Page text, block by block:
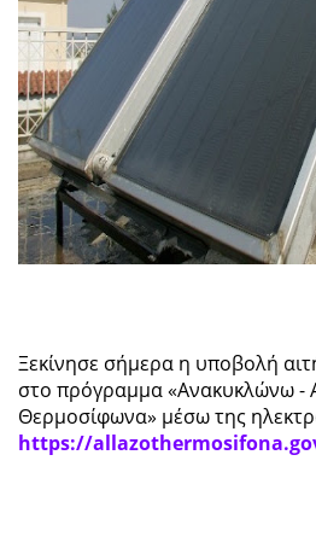
Ξεκίνησε σήμερα η υποβολή
στο πρόγραμμα «Ανακυκλώνω -
Θερμοσίφωνα» μέσω της
https://